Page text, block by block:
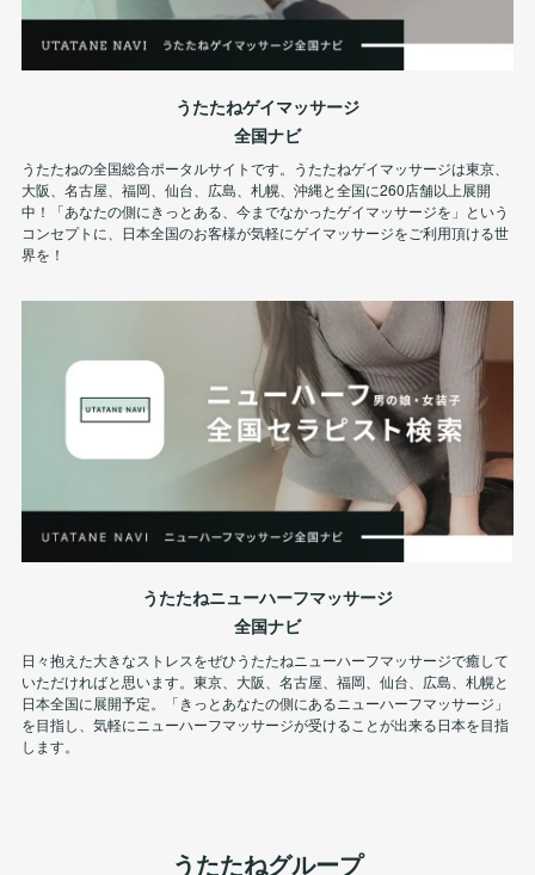
うたたねゲイマッサージ
全国ナビ
うたたねの全国総合ポータルサイトです。うたたねゲイマッサージは東京、
大阪、名古屋、福岡、仙台、広島、札幌、沖縄と全国に260店舗以上展開
中！「あなたの側にきっとある、今までなかったゲイマッサージを」という
コンセプトに、日本全国のお客様が気軽にゲイマッサージをご利用頂ける世
界を！
うたたねニューハーフマッサージ
全国ナビ
日々抱えた大きなストレスをぜひうたたねニューハーフマッサージで癒して
いただければと思います。東京、大阪、名古屋、福岡、仙台、広島、札幌と
日本全国に展開予定。「きっとあなたの側にあるニューハーフマッサージ」
を目指し、気軽にニューハーフマッサージが受けることが出来る日本を目指
します。
うたたねグループ